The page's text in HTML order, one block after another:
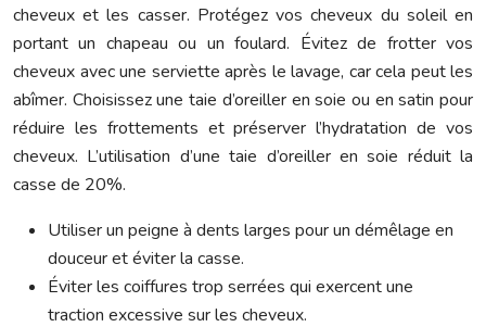
cheveux et les casser. Protégez vos cheveux du soleil en
portant un chapeau ou un foulard. Évitez de frotter vos
cheveux avec une serviette après le lavage, car cela peut les
abîmer. Choisissez une taie d’oreiller en soie ou en satin pour
réduire les frottements et préserver l’hydratation de vos
cheveux. L’utilisation d’une taie d’oreiller en soie réduit la
casse de 20%.
Utiliser un peigne à dents larges pour un démêlage en
douceur et éviter la casse.
Éviter les coiffures trop serrées qui exercent une
traction excessive sur les cheveux.